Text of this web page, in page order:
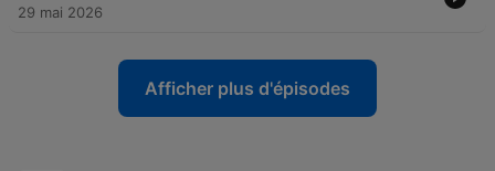
29 mai 2026
Afficher plus d'épisodes